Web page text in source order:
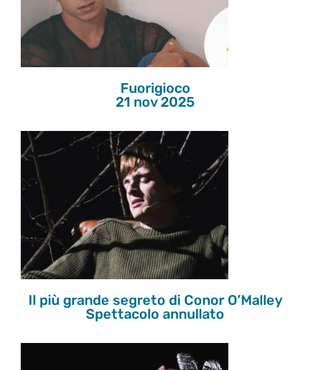
Fuorigioco
21 nov 2025
Il più grande segreto di Conor
O’Malley
Spettacolo annullato
Il più grande segreto di Conor O’Malley
Spettacolo annullato